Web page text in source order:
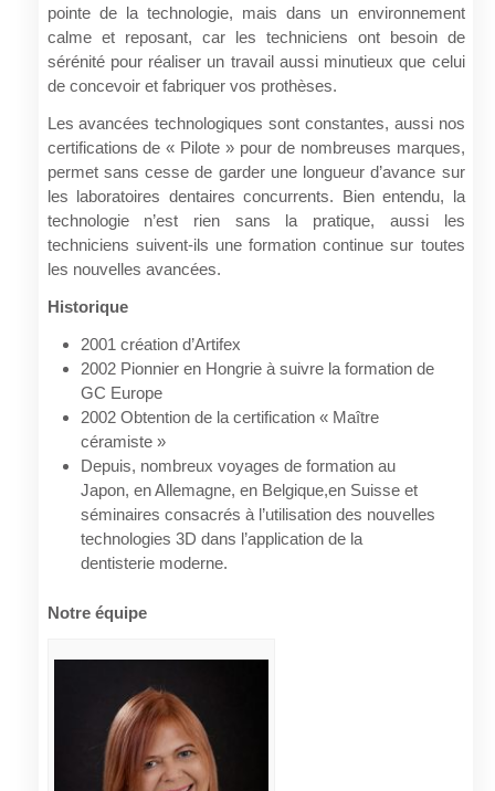
pointe de la technologie, mais dans un environnement
calme et reposant, car les techniciens ont besoin de
sérénité pour réaliser un travail aussi minutieux que celui
de concevoir et fabriquer vos prothèses.
Les avancées technologiques sont constantes, aussi nos
certifications de « Pilote » pour de nombreuses marques,
permet sans cesse de garder une longueur d’avance sur
les laboratoires dentaires concurrents. Bien entendu, la
technologie n’est rien sans la pratique, aussi les
techniciens suivent-ils une formation continue sur toutes
les nouvelles avancées.
Historique
2001 création d’Artifex
2002 Pionnier en Hongrie à suivre la formation de
GC Europe
2002 Obtention de la certification « Maître
céramiste »
Depuis, nombreux voyages de formation au
Japon, en Allemagne, en Belgique,en Suisse et
séminaires consacrés à l’utilisation des nouvelles
technologies 3D dans l’application de la
dentisterie moderne.
Notre équipe